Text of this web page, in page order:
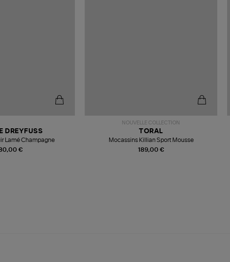
€
DREYFUSS
Lamé Champagne
NOUVELLE COLLECTION
189,00 €
TORAL
Mocassins Killian Sport Mousse